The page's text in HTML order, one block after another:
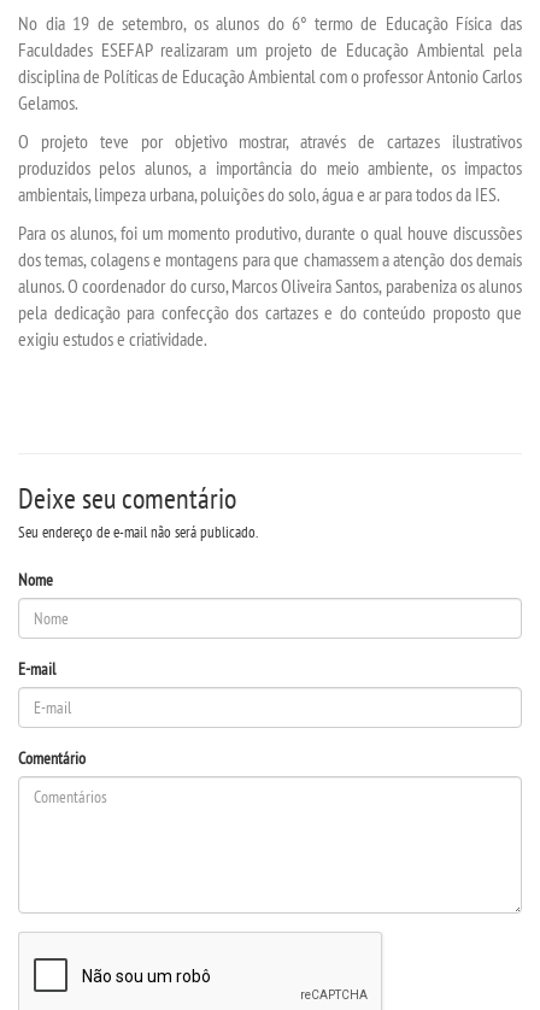
SEGUNDA GRADUAÇÃO
MATRÍCULA
EDITAL
PUBLICAÇÕES
DESTAQUES
LOGIN
WEBMAIL
PORTAL DE PROFESSORES/ACADÊMICO
UNIESP
IMPRENSA
No dia 19 de setembro, os alunos do 6° termo de Educação Física das
Faculdades ESEFAP realizaram um projeto de Educação Ambiental pela
disciplina de Políticas de Educação Ambiental com o professor Antonio Carlos
Gelamos.
O projeto teve por objetivo mostrar, através de cartazes ilustrativos
produzidos pelos alunos, a importância do meio ambiente, os impactos
ambientais, limpeza urbana, poluições do solo, água e ar para todos da IES.
Para os alunos, foi um momento produtivo, durante o qual houve discussões
dos temas, colagens e montagens para que chamassem a atenção dos demais
alunos. O coordenador do curso, Marcos Oliveira Santos, parabeniza os alunos
pela dedicação para confecção dos cartazes e do conteúdo proposto que
exigiu estudos e criatividade.
Deixe seu comentário
Seu endereço de e-mail não será publicado.
Nome
E-mail
Comentário